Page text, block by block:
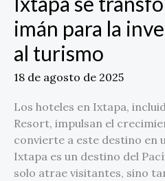
imán para la
al turismo
18 de agosto de 2025
Los hoteles en Ixtapa,
Resort, impulsan el
convierte a este destino en
Ixtapa es un destino del
solo atrae visitantes, sino